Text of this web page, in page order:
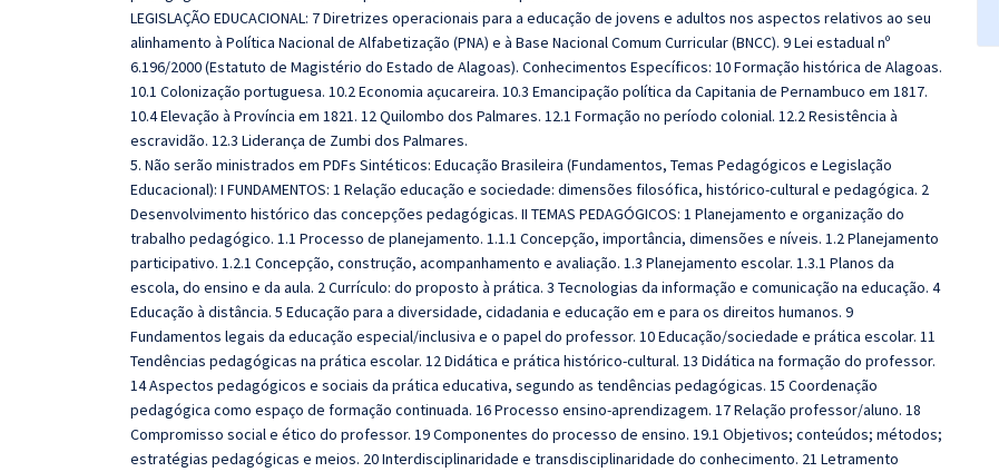
LEGISLAÇÃO EDUCACIONAL: 7 Diretrizes operacionais para a educação de jovens e adultos nos aspectos relativos ao seu
alinhamento à Política Nacional de Alfabetização (PNA) e à Base Nacional Comum Curricular (BNCC). 9 Lei estadual nº
6.196/2000 (Estatuto de Magistério do Estado de Alagoas). Conhecimentos Específicos: 10 Formação histórica de Alagoas.
10.1 Colonização portuguesa. 10.2 Economia açucareira. 10.3 Emancipação política da Capitania de Pernambuco em 1817.
10.4 Elevação à Província em 1821. 12 Quilombo dos Palmares. 12.1 Formação no período colonial. 12.2 Resistência à
escravidão. 12.3 Liderança de Zumbi dos Palmares.
5. Não serão ministrados em PDFs Sintéticos: Educação Brasileira (Fundamentos, Temas Pedagógicos e Legislação
Educacional): I FUNDAMENTOS: 1 Relação educação e sociedade: dimensões filosófica, histórico‐cultural e pedagógica. 2
Desenvolvimento histórico das concepções pedagógicas. II TEMAS PEDAGÓGICOS: 1 Planejamento e organização do
trabalho pedagógico. 1.1 Processo de planejamento. 1.1.1 Concepção, importância, dimensões e níveis. 1.2 Planejamento
participativo. 1.2.1 Concepção, construção, acompanhamento e avaliação. 1.3 Planejamento escolar. 1.3.1 Planos da
escola, do ensino e da aula. 2 Currículo: do proposto à prática. 3 Tecnologias da informação e comunicação na educação. 4
Educação à distância. 5 Educação para a diversidade, cidadania e educação em e para os direitos humanos. 9
Fundamentos legais da educação especial/inclusiva e o papel do professor. 10 Educação/sociedade e prática escolar. 11
Tendências pedagógicas na prática escolar. 12 Didática e prática histórico-cultural. 13 Didática na formação do professor.
14 Aspectos pedagógicos e sociais da prática educativa, segundo as tendências pedagógicas. 15 Coordenação
pedagógica como espaço de formação continuada. 16 Processo ensino‐aprendizagem. 17 Relação professor/aluno. 18
Compromisso social e ético do professor. 19 Componentes do processo de ensino. 19.1 Objetivos; conteúdos; métodos;
estratégias pedagógicas e meios. 20 Interdisciplinaridade e transdisciplinaridade do conhecimento. 21 Letramento